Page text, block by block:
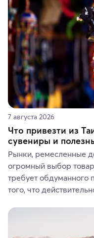
7 августа 2026
Что привезти из
сувениры и
Рынки, ремесленные
огромный выбор
требует обдуманного
того, что
средства, одежду,